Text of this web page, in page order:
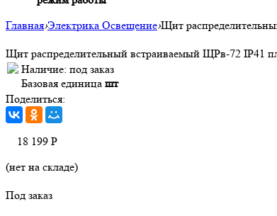
Главная›Электрика Освещение›Щит
Щит распределительный встраиваемый ЩРв-72 IP41
Наличие: под заказ
Базовая единица шт
Поделиться:
18 199 Р
(нет на складе)
Под заказ